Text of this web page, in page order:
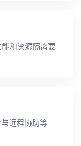
和资源隔离要
远程协助等